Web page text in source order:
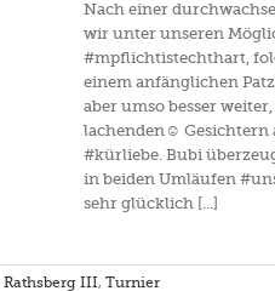
Nach einer
wir unter unseren
#mpflichtistechthart,
einem anfänglichen
aber umso besser
lachenden☺ Gesichtern
#kürliebe. Bubi
in beiden Umläufen
sehr glücklich [...]
Rathsberg III, Turnier